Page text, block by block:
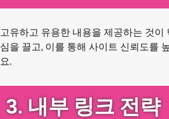
고유하고 유용한 내용을 제공하는 것
심을 끌고, 이를 통해 사이트 신뢰도를
요.
3. 내부 링크 전략